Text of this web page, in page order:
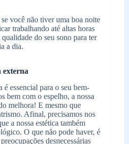
você não tiver uma boa noite
trabalhando até altas horas
do seu sono para ter
a dia.
externa
essencial para o seu bem-
bem com o espelho, a nossa
melhora! E mesmo que
Afinal, precisamos nos
a nossa estética também
O que não pode haver, é
desnecessárias